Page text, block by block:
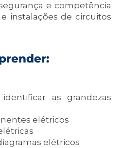
e competência
instalações de circuitos
as grandezas
elétricos
elétricos